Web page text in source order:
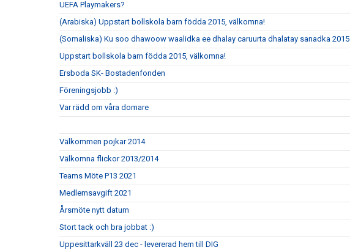
UEFA Playmakers?
(Arabiska) Uppstart bollskola barn födda 2015, välkomna!
(Somaliska) Ku soo dhawoow waalidka ee dhalay caruurta dhalatay sanadka 2015
Uppstart bollskola barn födda 2015, välkomna!
Ersboda SK- Bostadenfonden
Föreningsjobb :)
Var rädd om våra domare
Välkommen pojkar 2014
Välkomna flickor 2013/2014
Teams Möte P13 2021
Medlemsavgift 2021
Årsmöte nytt datum
Stort tack och bra jobbat :)
Uppesittarkväll 23 dec - levererad hem till DIG